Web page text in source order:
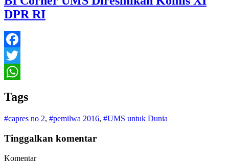
DPR RI
Facebook
Twitter
Tags
#capres no 2, #pemilwa 2016, #UMS untuk Dunia
Tinggalkan komentar
Komentar